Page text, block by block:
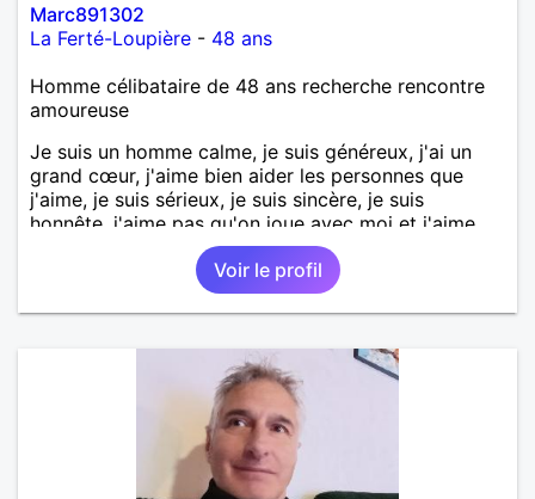
Marc891302
La Ferté-Loupière - 48 ans
Homme célibataire de 48 ans recherche rencontre
amoureuse
Je suis un homme calme, je suis généreux, j'ai un
grand cœur, j'aime bien aider les personnes que
j'aime, je suis sérieux, je suis sincère, je suis
honnête, j'aime pas qu'on joue avec moi et j'aime
pas les mensonges. Je cherche une relation
amoureuse et sérieuse.Voir le profil